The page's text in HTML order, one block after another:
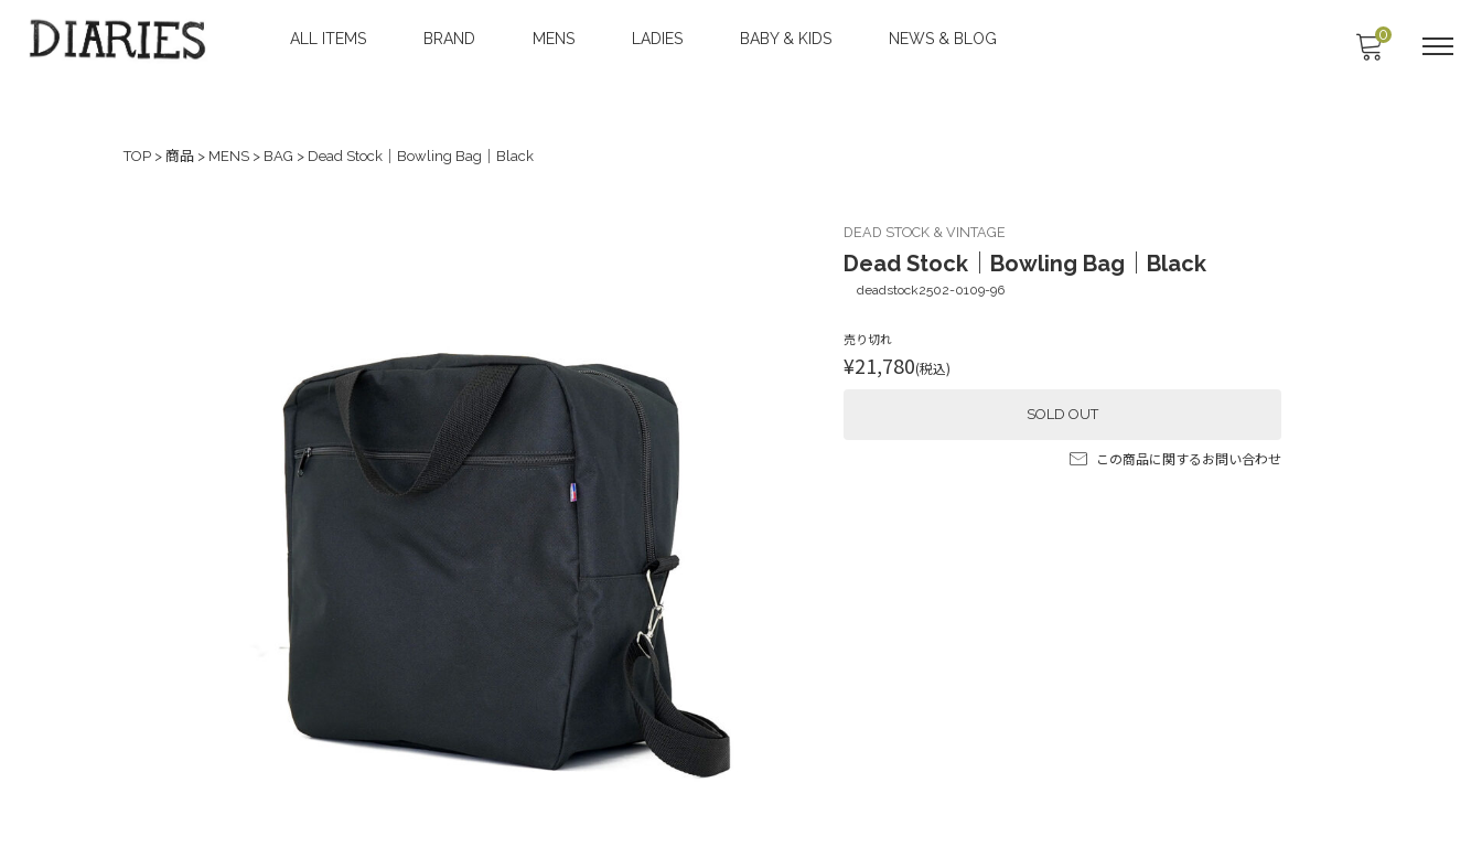
ALL ITEMS BRAND MENS LADIES BABY & KIDS NEWS & BLOG 0
TOP > 商品 > MENS > BAG > Dead Stock｜Bowling Bag｜Black
DEAD STOCK & VINTAGE
Dead Stock｜Bowling Bag｜Black
deadstock2502-0109-96
売り切れ
¥21,780(税込)
SOLD OUT
この商品に関するお問い合わせ